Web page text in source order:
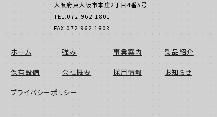
大阪府東大阪市本庄2丁目4番5号
TEL.072-962-1801
FAX.072-962-1803
ホーム 強み 事業案内 製品紹介
保有設備 会社概要 採用情報 お知らせ
プライバシーポリシー